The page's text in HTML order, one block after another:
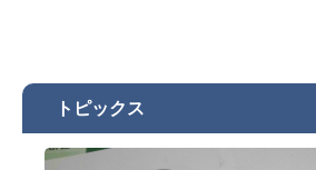
トピックス